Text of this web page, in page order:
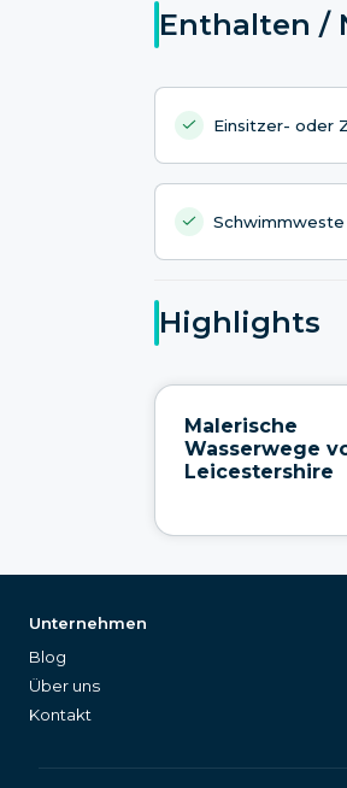
Enthalten /
Einsitzer- oder
Highlights
Malerische
Wasserwege
Leicestershire
Unternehmen
Blog
Über uns
Kontakt